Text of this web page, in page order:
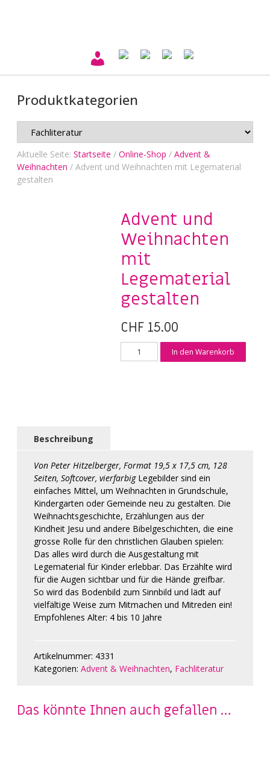
Produktkategorien
Aktuelle Seite: Startseite / Online-Shop / Advent &
Weihnachten / Advent und Weihnachten mit Legematerial
gestalten
Advent und
Weihnachten
mit
Legematerial
gestalten
CHF 15.00
Advent
und
In den Warenkorb
Beschreibung
Von Peter Hitzelberger, Format 19,5 x 17,5 cm, 128
Seiten, Softcover, vierfarbig Legebilder sind ein
einfaches Mittel, um Weihnachten in Grundschule,
Kindergarten oder Gemeinde neu zu gestalten. Die
Weihnachtsgeschichte, Erzählungen aus der
Kindheit Jesu und andere Bibelgeschichten, die eine
grosse Rolle für den christlichen Glauben spielen:
Das alles wird durch die Ausgestaltung mit
Legematerial für Kinder erlebbar. Das Erzählte wird
für die Augen sichtbar und für die Hände greifbar.
So wird das Bodenbild zum Sinnbild und lädt auf
vielfältige Weise zum Mitmachen und Mitreden ein!
Empfohlenes Alter: 4 bis 10 Jahre
Artikelnummer: 4331
Kategorien: Advent & Weihnachten, Fachliteratur
Das könnte Ihnen auch gefallen …